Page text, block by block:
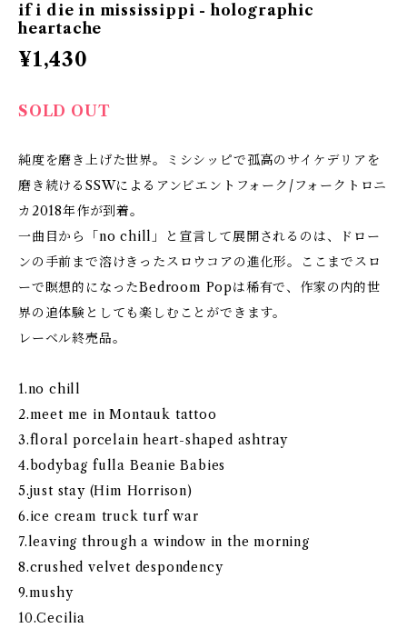
if i die in mississippi - holographic
heartache
¥1,430
SOLD OUT
純度を磨き上げた世界。ミシシッピで孤高のサイケデリアを
磨き続けるSSWによるアンビエントフォーク/フォークトロニ
カ2018年作が到着。
一曲目から「no chill」と宣言して展開されるのは、ドロー
ンの手前まで溶けきったスロウコアの進化形。ここまでスロ
ーで瞑想的になったBedroom Popは稀有で、作家の内的世
界の追体験としても楽しむことができます。
レーベル終売品。
1.no chill
2.meet me in Montauk tattoo
3.floral porcelain heart-shaped ashtray
4.bodybag fulla Beanie Babies
5.just stay (Him Horrison)
6.ice cream truck turf war
7.leaving through a window in the morning
8.crushed velvet despondency
9.mushy
10.Cecilia